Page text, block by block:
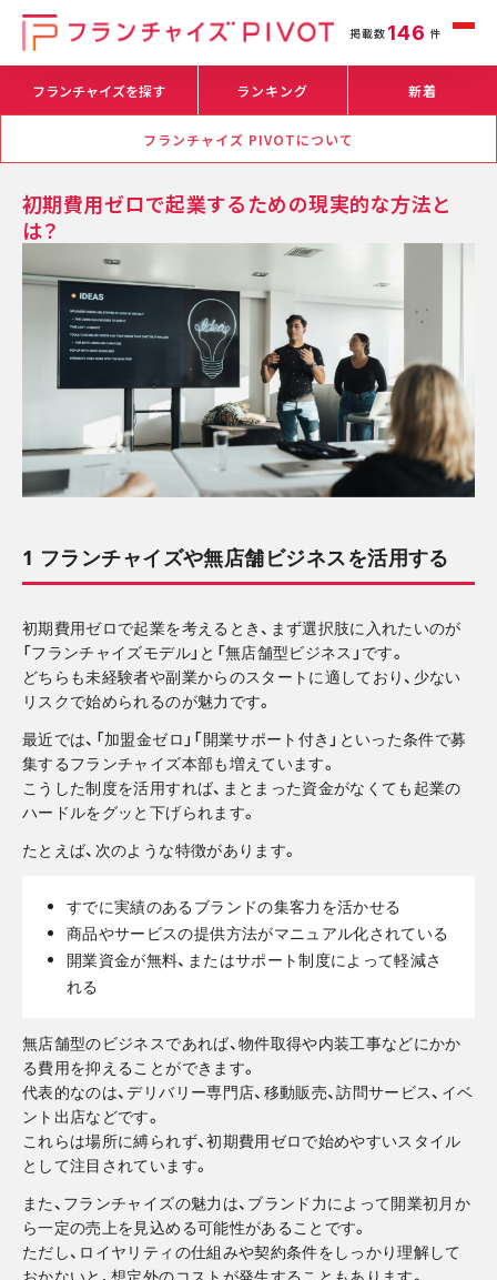
掲載数 146 件
フランチャイズを探す ランキング 新着
フランチャイズ PIVOTについて
初期費用ゼロで起業するための現実的な方法と
は？
1 フランチャイズや無店舗ビジネスを活用する
初期費用ゼロで起業を考えるとき、まず選択肢に入れたいのが
「フランチャイズモデル」と「無店舗型ビジネス」です。
どちらも未経験者や副業からのスタートに適しており、少ない
リスクで始められるのが魅力です。
最近では、「加盟金ゼロ」「開業サポート付き」といった条件で募
集するフランチャイズ本部も増えています。
こうした制度を活用すれば、まとまった資金がなくても起業の
ハードルをグッと下げられます。
たとえば、次のような特徴があります。
すでに実績のあるブランドの集客力を活かせる
商品やサービスの提供方法がマニュアル化されている
開業資金が無料、またはサポート制度によって軽減さ
れる
無店舗型のビジネスであれば、物件取得や内装工事などにかか
る費用を抑えることができます。
代表的なのは、デリバリー専門店、移動販売、訪問サービス、イベ
ント出店などです。
これらは場所に縛られず、初期費用ゼロで始めやすいスタイル
として注目されています。
また、フランチャイズの魅力は、ブランド力によって開業初月か
ら一定の売上を見込める可能性があることです。
ただし、ロイヤリティの仕組みや契約条件をしっかり理解して